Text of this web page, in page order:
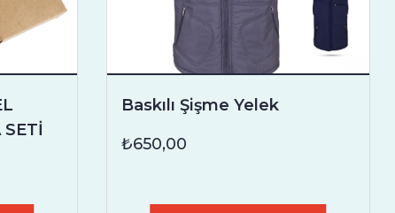
SETİ
Baskılı Şişme Yelek
₺650,00